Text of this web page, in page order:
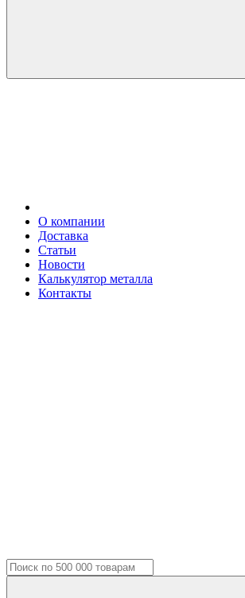
О компании
Доставка
Статьи
Новости
Калькулятор металла
Контакты